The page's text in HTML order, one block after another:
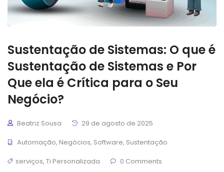
Sustentação de Sistemas: O que é
Sustentação de Sistemas e Por
Que ela é Crítica para o Seu
Negócio?
Beatriz Sousa
29 de agosto de 2025
Automação, Negócios, Software, Sustentação
serviços, Ti Personalizada 0 Comments